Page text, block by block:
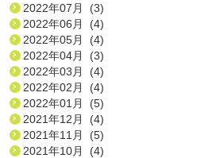
2022年07月 (3)
2022年06月 (4)
2022年05月 (4)
2022年04月 (3)
2022年03月 (4)
2022年02月 (4)
2022年01月 (5)
2021年12月 (4)
2021年11月 (5)
2021年10月 (4)